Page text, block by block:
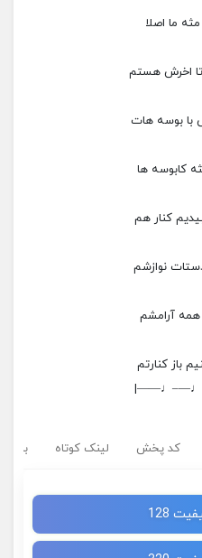
ما اصلا
اخرش هستم
با بوسه هات
کابوسه ها
کنار هم
نوازشم
همه آرامشم
باز کنارتم
کد پخش لینک کوتاه
128